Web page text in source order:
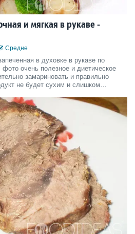
и мягкая в рукаве -
Средне
в духовке в рукаве по
очень полезное и диетическое
замариновать и правильно
не будет сухим и слишком
трапезы.